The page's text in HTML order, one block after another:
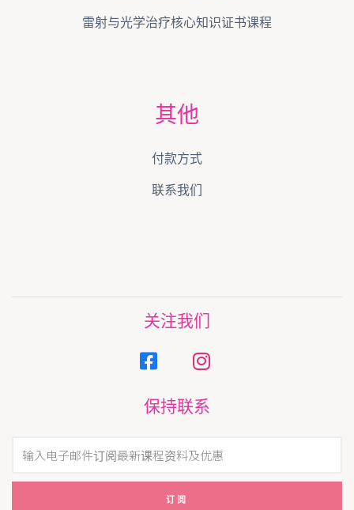
雷射与光学治疗核心知识证书课程
其他
付款方式
联系我们
关注我们
保持联系
订阅